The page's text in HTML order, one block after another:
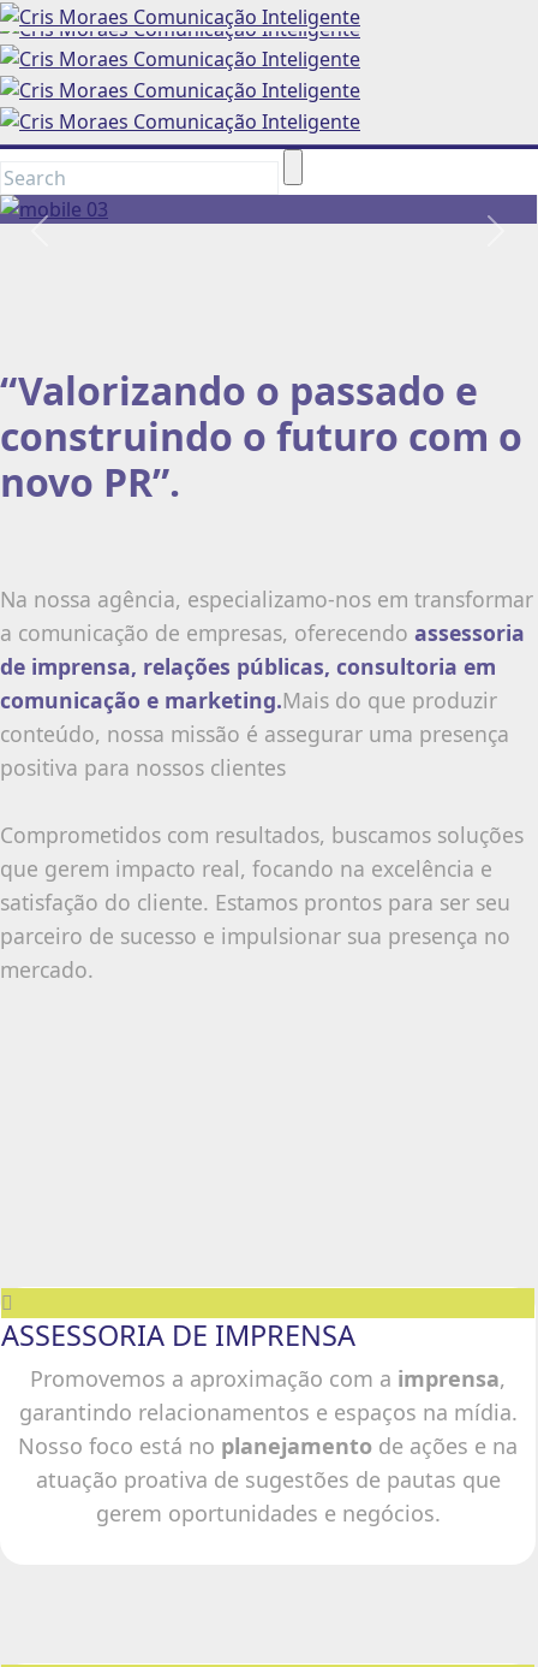
“Valorizando o passado e
construindo o futuro com o
novo PR”.
Na nossa agência, especializamo-nos em transformar
a comunicação de empresas, oferecendo assessoria
de imprensa, relações públicas, consultoria em
comunicação e marketing.Mais do que produzir
conteúdo, nossa missão é assegurar uma presença
positiva para nossos clientes
Comprometidos com resultados, buscamos soluções
que gerem impacto real, focando na excelência e
satisfação do cliente. Estamos prontos para ser seu
parceiro de sucesso e impulsionar sua presença no
mercado.
ASSESSORIA DE IMPRENSA
Promovemos a aproximação com a imprensa,
garantindo relacionamentos e espaços na mídia.
Nosso foco está no planejamento de ações e na
atuação proativa de sugestões de pautas que
gerem oportunidades e negócios.